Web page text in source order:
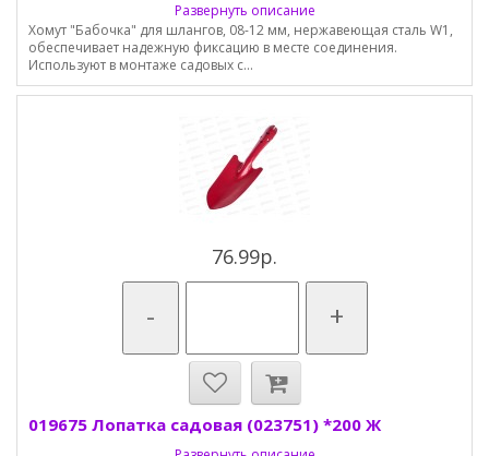
Развернуть описание
Хомут "Бабочка" для шлангов, 08-12 мм, нержавеющая сталь W1,
обеспечивает надежную фиксацию в месте соединения.
Используют в монтаже садовых с...
76.99р.
- +
019675 Лопатка садовая (023751) *200 Ж